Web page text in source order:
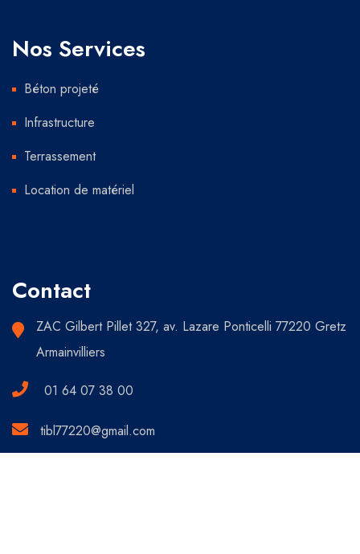
Nos Services
Béton projeté
Infrastructure
Terrassement
Location de matériel
Contact
ZAC Gilbert Pillet 327, av. Lazare Ponticelli 77220 Gretz
Armainvilliers
01 64 07 38 00
tibl77220@gmail.com